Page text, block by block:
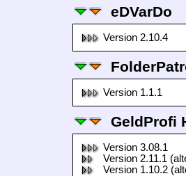
eDVarDo
Version 2.10.4
Version 1.1.1
GeldProfi
Version 3.08.1
Version 2.11.1
Version 1.10.2